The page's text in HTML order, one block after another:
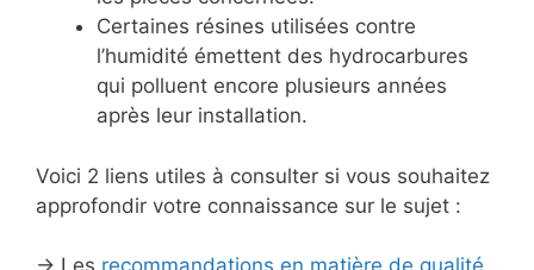
Certaines résines utilisées contre
l’humidité émettent des hydrocarbures
qui polluent encore plusieurs années
après leur installation.
Voici 2 liens utiles à consulter si vous souhaitez
approfondir votre connaissance sur le sujet :